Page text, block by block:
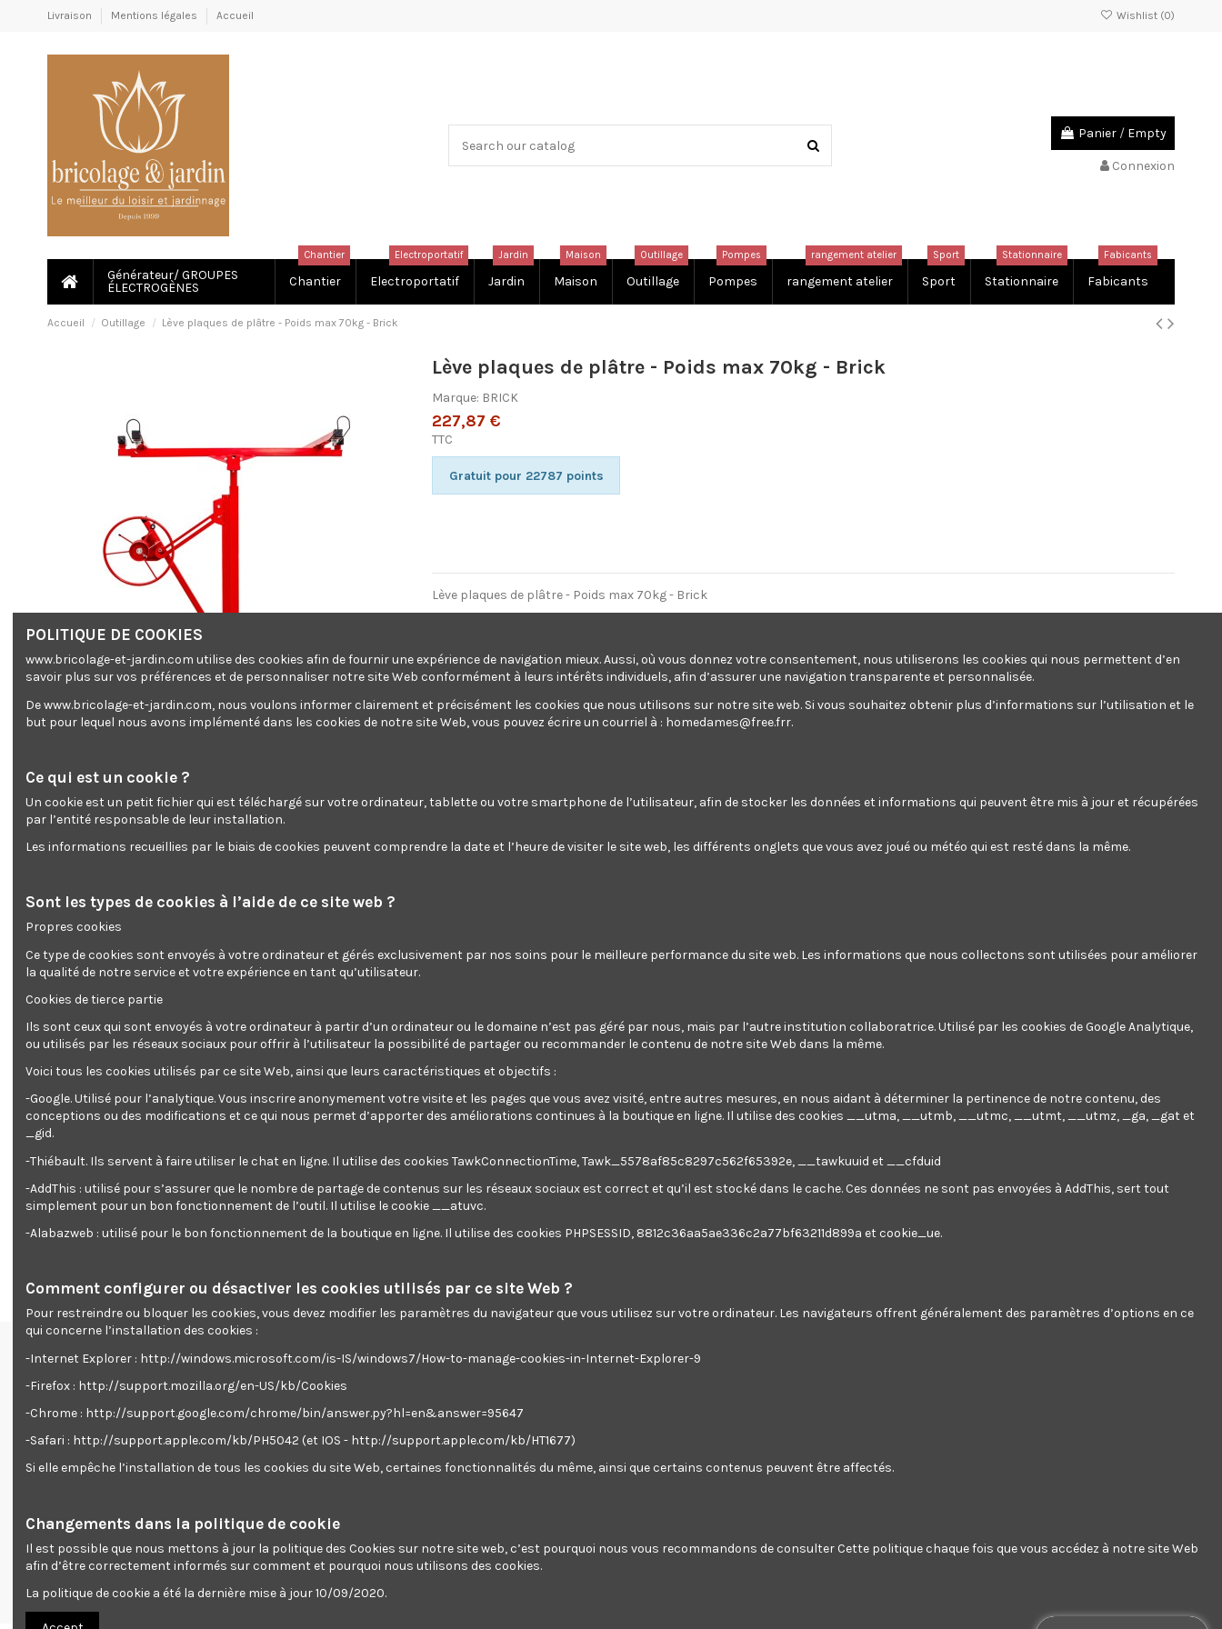
Livraison Mentions légales Accueil Wishlist (0)
Panier / Empty
Connexion
Générateur/ GROUPES
ÉLECTROGÈNES
Chantier
Chantier
Electroportatif
Electroportatif
Jardin
Jardin
Maison
Maison
Outillage
Outillage
Pompes
Pompes
rangement atelier
rangement atelier
Sport
Sport
Stationnaire
Stationnaire
Fabicants
Fabicants
Accueil Outillage Lève plaques de plâtre - Poids max 70kg - Brick
Lève plaques de plâtre - Poids max 70kg - Brick
Marque: BRICK
227,87 €
TTC
Gratuit pour 22787 points
Lève plaques de plâtre - Poids max 70kg - Brick
Lève plaques de plâtre - Poids m
une prochaine commande)
Description Détails du produit Reviews(0)
Cet appareil de la marque Brick peut soulever des plaques de plâtre, des panneaux en bois, en métal...d'un poids maximum de 70kg.
La hauteur de travail peut être facilement ajustée entre 128 et 324cm.
Caractéristiques :
- Capacité de charge : max 70kg
- Hauteur de travail minimum : 128cm
- Hauteur de travail maximum : 324cm
- Poids : 34.5kg
- Equipé de 3 roues avec frein
- Montage et démontage rapide
Renseignements
Mentions légales
Accueil
Promotions
Paiement sécurisé
centre de support Follow us
d'utilisation du site.
POLITIQUE DE COOKIES
www.bricolage-et-jardin.com utilise des cookies afin de fournir une expérience de navigation mieux. Aussi, où vous donnez votre consentement, nous utiliserons les cookies qui nous permettent d’en
savoir plus sur vos préférences et de personnaliser notre site Web conformément à leurs intérêts individuels, afin d’assurer une navigation transparente et personnalisée.
De www.bricolage-et-jardin.com, nous voulons informer clairement et précisément les cookies que nous utilisons sur notre site web. Si vous souhaitez obtenir plus d’informations sur l’utilisation et le
but pour lequel nous avons implémenté dans les cookies de notre site Web, vous pouvez écrire un courriel à : homedames@free.frr.
Ce qui est un cookie ?
Un cookie est un petit fichier qui est téléchargé sur votre ordinateur, tablette ou votre smartphone de l’utilisateur, afin de stocker les données et informations qui peuvent être mis à jour et récupérées
par l’entité responsable de leur installation.
Les informations recueillies par le biais de cookies peuvent comprendre la date et l’heure de visiter le site web, les différents onglets que vous avez joué ou météo qui est resté dans la même.
Sont les types de cookies à l’aide de ce site web ?
Propres cookies
Ce type de cookies sont envoyés à votre ordinateur et gérés exclusivement par nos soins pour le meilleure performance du site web. Les informations que nous collectons sont utilisées pour améliorer
la qualité de notre service et votre expérience en tant qu’utilisateur.
Cookies de tierce partie
Ils sont ceux qui sont envoyés à votre ordinateur à partir d’un ordinateur ou le domaine n’est pas géré par nous, mais par l’autre institution collaboratrice. Utilisé par les cookies de Google Analytique,
ou utilisés par les réseaux sociaux pour offrir à l’utilisateur la possibilité de partager ou recommander le contenu de notre site Web dans la même.
Voici tous les cookies utilisés par ce site Web, ainsi que leurs caractéristiques et objectifs :
-Google. Utilisé pour l’analytique. Vous inscrire anonymement votre visite et les pages que vous avez visité, entre autres mesures, en nous aidant à déterminer la pertinence de notre contenu, des
conceptions ou des modifications et ce qui nous permet d’apporter des améliorations continues à la boutique en ligne. Il utilise des cookies __utma, __utmb, __utmc, __utmt, __utmz, _ga, _gat et
_gid.
-Thiébault. Ils servent à faire utiliser le chat en ligne. Il utilise des cookies TawkConnectionTime, Tawk_5578af85c8297c562f65392e, __tawkuuid et __cfduid
-AddThis : utilisé pour s’assurer que le nombre de partage de contenus sur les réseaux sociaux est correct et qu’il est stocké dans le cache. Ces données ne sont pas envoyées à AddThis, sert tout
simplement pour un bon fonctionnement de l’outil. Il utilise le cookie __atuvc.
-Alabazweb : utilisé pour le bon fonctionnement de la boutique en ligne. Il utilise des cookies PHPSESSID, 8812c36aa5ae336c2a77bf63211d899a et cookie_ue.
Comment configurer ou désactiver les cookies utilisés par ce site Web ?
Pour restreindre ou bloquer les cookies, vous devez modifier les paramètres du navigateur que vous utilisez sur votre ordinateur. Les navigateurs offrent généralement des paramètres d’options en ce
qui concerne l’installation des cookies :
-Internet Explorer : http://windows.microsoft.com/is-IS/windows7/How-to-manage-cookies-in-Internet-Explorer-9
-Firefox : http://support.mozilla.org/en-US/kb/Cookies
-Chrome : http://support.google.com/chrome/bin/answer.py?hl=en&answer=95647
-Safari : http://support.apple.com/kb/PH5042 (et IOS - http://support.apple.com/kb/HT1677)
Si elle empêche l’installation de tous les cookies du site Web, certaines fonctionnalités du même, ainsi que certains contenus peuvent être affectés.
Changements dans la politique de cookie
Il est possible que nous mettons à jour la politique des Cookies sur notre site web, c’est pourquoi nous vous recommandons de consulter Cette politique chaque fois que vous accédez à notre site Web
afin d’être correctement informés sur comment et pourquoi nous utilisons des cookies.
La politique de cookie a été la dernière mise à jour 10/09/2020.